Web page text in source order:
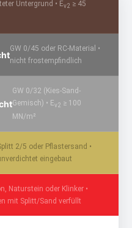
Untergrund • Ev2 ≥ 45
GW 0/45 oder RC-Material •
nicht frostempfindlich
GW 0/32 (Kies-Sand-
Gemisch) • Ev2 ≥ 100
MN/m²
2/5 oder Pflastersand •
eingebaut
Naturstein oder Klinker •
mit Splitt/Sand verfüllt